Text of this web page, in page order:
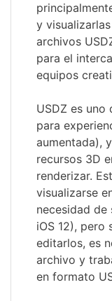
y
archivos
para el
equipos
USDZ es
para
aumentada),
recursos 3D
renderizar.
visualizarse
necesidad
iOS 12), pero
editarlos, es
archivo y
en formato